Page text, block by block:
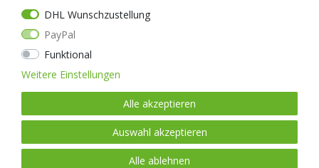
Neuheit
DHL Wunschzustellung
PayPal
Funktional
Weitere Einstellungen
Alle akzeptieren
Auswahl akzeptieren
Alle ablehnen